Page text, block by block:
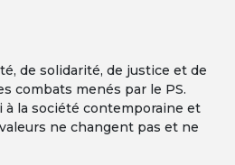
de solidarité, de justice et de
combats menés par le PS.
à la société contemporaine et
ne changent pas et ne